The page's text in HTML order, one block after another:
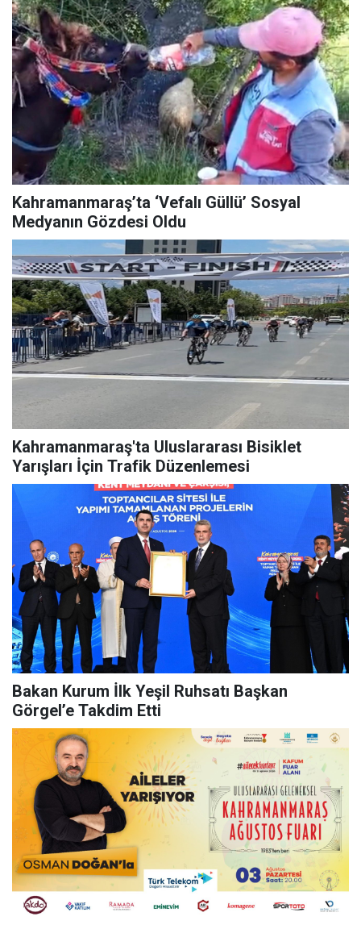
Kahramanmaraş’ta ‘Vefalı Güllü’ Sosyal
Medyanın Gözdesi Oldu
Kahramanmaraş'ta Uluslararası Bisiklet
Yarışları İçin Trafik Düzenlemesi
Bakan Kurum İlk Yeşil Ruhsatı Başkan
Görgel’e Takdim Etti